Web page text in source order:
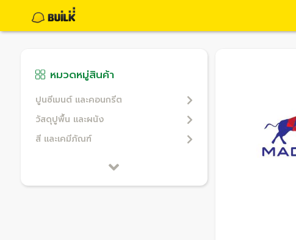
หมวดหมู่สินค้า
ปูนซีเมนต์ และคอนกรีต
วัสดุปูพื้น และผนัง
สี และเคมีภัณฑ์